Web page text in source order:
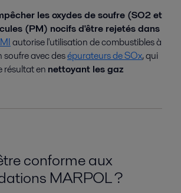
les oxydes de soufre (SO2 et
(PM) nocifs d'être rejetés dans
autorise l'utilisation de combustibles à
soufre avec desépurateurs de SOx, qui
résultat en nettoyant les gaz
conforme aux
MARPOL ?